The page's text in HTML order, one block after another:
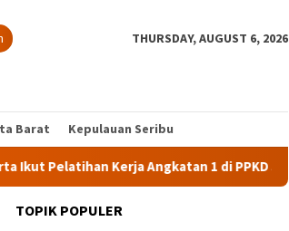
THURSDAY, AUGUST 6, 2026
Barat Kepulauan Seribu
Kerja Angkatan 1 di PPKD Jaksel
TOPIK POPULER